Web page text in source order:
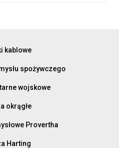
kablowe
spożywczego
wojskowe
okrągłe
Provertha
Harting